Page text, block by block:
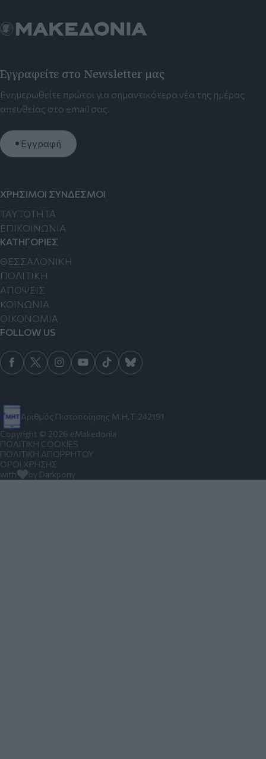
Εγγραφείτε στο Newsletter μας
Ενημερωθείτε πρώτοι για σημαντικότερα νέα της ημέρας
απευθείας στο email σας.
Εγγραφή
Αριθμός Πιστοποίησης Μ.Η.Τ.242191
ΧΡΗΣΙΜΟΙ ΣΥΝΔΕΣΜΟΙ
TAYTOTHTA
ΕΠΙΚΟΙΝΩΝΙΑ
ΚΑΤΗΓΟΡΙΕΣ
ΘΕΣΣΑΛΟΝΙΚΗ
ΠΟΛΙΤΙΚΗ
ΑΠΟΨΕΙΣ
ΚΟΙΝΩΝΙΑ
ΟΙΚΟΝΟΜΙΑ
FOLLOW US
Copyright © 2026 eMakedonia
ΠΟΛΙΤΙΚΗ COOKIES
ΠΟΛΙΤΙΚΗ ΑΠΟΡΡΗΤΟΥ
ΟΡΟΙ ΧΡΗΣΗΣ
with
by Darkpony